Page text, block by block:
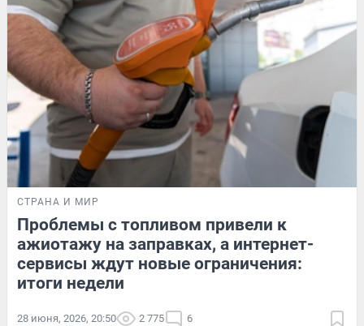
СТРАНА И МИР
Проблемы с топливом привели к
ажиотажу на заправках, а интернет-
сервисы ждут новые ограничения:
итоги недели
28 июня, 2026, 20:50 2 775 6